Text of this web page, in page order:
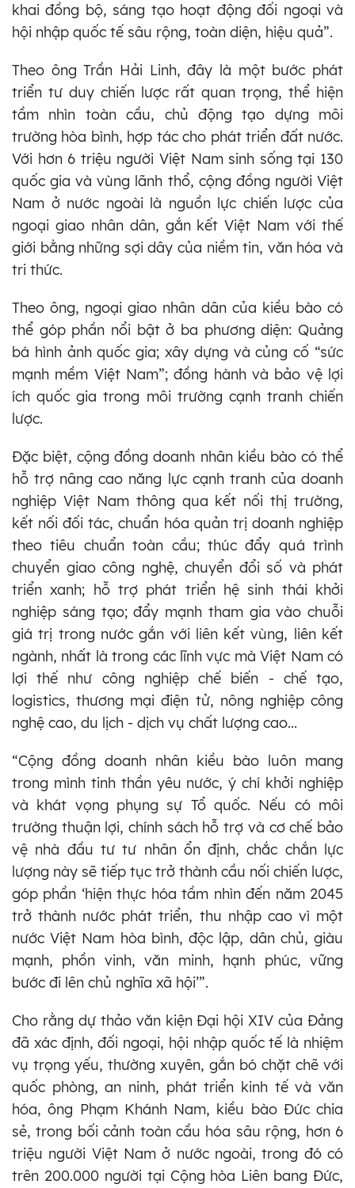
khai đồng bộ, sáng tạo hoạt động đối ngoại và
hội nhập quốc tế sâu rộng, toàn diện, hiệu quả”.
Theo ông Trần Hải Linh, đây là một bước phát
triển tư duy chiến lược rất quan trọng, thể hiện
tầm nhìn toàn cầu, chủ động tạo dựng môi
trường hòa bình, hợp tác cho phát triển đất nước.
Với hơn 6 triệu người Việt Nam sinh sống tại 130
quốc gia và vùng lãnh thổ, cộng đồng người Việt
Nam ở nước ngoài là nguồn lực chiến lược của
ngoại giao nhân dân, gắn kết Việt Nam với thế
giới bằng những sợi dây của niềm tin, văn hóa và
tri thức.
Theo ông, ngoại giao nhân dân của kiều bào có
thể góp phần nổi bật ở ba phương diện: Quảng
bá hình ảnh quốc gia; xây dựng và củng cố “sức
mạnh mềm Việt Nam”; đồng hành và bảo vệ lợi
ích quốc gia trong môi trường cạnh tranh chiến
lược.
Đặc biệt, cộng đồng doanh nhân kiều bào có thể
hỗ trợ nâng cao năng lực cạnh tranh của doanh
nghiệp Việt Nam thông qua kết nối thị trường,
kết nối đối tác, chuẩn hóa quản trị doanh nghiệp
theo tiêu chuẩn toàn cầu; thúc đẩy quá trình
chuyển giao công nghệ, chuyển đổi số và phát
triển xanh; hỗ trợ phát triển hệ sinh thái khởi
nghiệp sáng tạo; đẩy mạnh tham gia vào chuỗi
giá trị trong nước gắn với liên kết vùng, liên kết
ngành, nhất là trong các lĩnh vực mà Việt Nam có
lợi thế như công nghiệp chế biến - chế tạo,
logistics, thương mại điện tử, nông nghiệp công
nghệ cao, du lịch - dịch vụ chất lượng cao...
“Cộng đồng doanh nhân kiều bào luôn mang
trong mình tinh thần yêu nước, ý chí khởi nghiệp
và khát vọng phụng sự Tổ quốc. Nếu có môi
trường thuận lợi, chính sách hỗ trợ và cơ chế bảo
vệ nhà đầu tư tư nhân ổn định, chắc chắn lực
lượng này sẽ tiếp tục trở thành cầu nối chiến lược,
góp phần ‘hiện thực hóa tầm nhìn đến năm 2045
trở thành nước phát triển, thu nhập cao vì một
nước Việt Nam hòa bình, độc lập, dân chủ, giàu
mạnh, phồn vinh, văn minh, hạnh phúc, vững
bước đi lên chủ nghĩa xã hội’”.
Cho rằng dự thảo văn kiện Đại hội XIV của Đảng
đã xác định, đối ngoại, hội nhập quốc tế là nhiệm
vụ trọng yếu, thường xuyên, gắn bó chặt chẽ với
quốc phòng, an ninh, phát triển kinh tế và văn
hóa, ông Phạm Khánh Nam, kiều bào Đức chia
sẻ, trong bối cảnh toàn cầu hóa sâu rộng, hơn 6
triệu người Việt Nam ở nước ngoài, trong đó có
trên 200.000 người tại Cộng hòa Liên bang Đức,